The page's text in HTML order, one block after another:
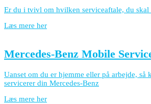
Er du i tvivl om hvilken serviceaftale, du
Læs mere her
Mercedes-Benz Mobile
Uanset om du er hjemme eller på arbejde, så
servicerer din Mercedes-Benz
Læs mere her